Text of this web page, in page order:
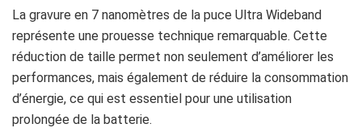
La gravure en 7 nanomètres de la puce Ultra Wideband
représente une prouesse technique remarquable. Cette
réduction de taille permet non seulement d’améliorer les
performances, mais également de réduire la consommation
d’énergie, ce qui est essentiel pour une utilisation
prolongée de la batterie.